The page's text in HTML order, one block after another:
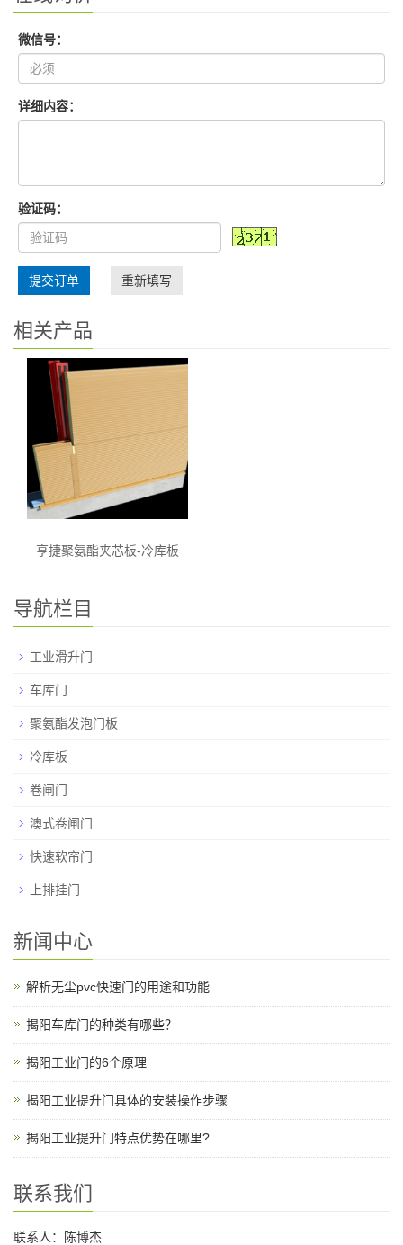
微信号：
详细内容：
验证码：
提交订单 重新填写
相关产品
亨捷聚氨酯夹芯板-冷库板
导航栏目
工业滑升门
车库门
聚氨酯发泡门板
冷库板
卷闸门
澳式卷闸门
快速软帘门
上排挂门
新闻中心
解析无尘pvc快速门的用途和功能
揭阳车库门的种类有哪些？
揭阳工业门的6个原理
揭阳工业提升门具体的安装操作步骤
揭阳工业提升门特点优势在哪里?
联系我们
联系人：陈博杰